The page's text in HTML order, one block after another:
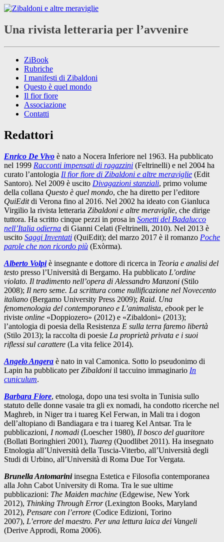
Una rivista letteraria per l’avvenire
ZiBook
Rubriche
I manifesti di Zibaldoni
Questo è quel mondo
Il fior fiore
Associazione
Contatti
Redattori
Enrico De Vivo è nato a Nocera Inferiore nel 1963. Ha pubblicato
nel 1999 Racconti impensati di ragazzini (Feltrinelli) e nel 2004 ha
curato l’antologia Il fior fiore di Zibaldoni e altre meraviglie (Edit
Santoro). Nel 2009 è uscito Divagazioni stanziali, primo volume
della collana Questo è quel mondo, che ha diretto per l’editore
QuiEditdi Verona fino al 2016. Nel 2002 ha ideato con Gianluca
Virgilio la rivista letteraria Zibaldoni e altre meraviglie, che dirige
tuttora. Ha scritto cinque pezzi in prosa in Sonetti del Badalucco
nell’Italia odierna di Gianni Celati (Feltrinelli, 2010). Nel 2013 è
uscito Saggi Inventati (QuiEdit); del marzo 2017 è il romanzo Poche
parole che non ricordo più (Exòrma).
Alberto Volpiè insegnante e dottore di ricerca in Teoria e analisi del
testo presso l’Università di Bergamo. Ha pubblicato L’ordine
violato. Il tradimento nell’opera di Alessandro Manzoni (Stilo
2008); Il nero seme. La scrittura come nullificazione nel Novecento
italiano (Bergamo University Press 2009); Raid. Una
fenomenologia del contemporaneo e L’animalista, ebookper le
riviste online «Doppiozero» (2012) e «Zibaldoni» (2013);
l’antologia di poesia della Resistenza E sulla terra faremo libertà
(Stilo 2013); la raccolta di poesie La proprietà privata e i suoi
riflessi sul carattere (La vita felice 2014).
Angelo Angera è nato in val Camonica. Sotto lo pseudonimo di
Lapin ha pubblicato perZibaldoni il taccuino immaginario In
cuniculum.
Barbara Fiore, etnologa, dopo una tesi svolta in Tunisia sullo
statuto delle donne vasaie tra gli ex nomadi, ha condotto ricerche nel
Maghreb, in Niger tra i tuareg Kel Ferwan, in Mali tra i dogon
dell’altopiano di Bandiagara e tra i tuareg Kel Antsar. Tra le
pubblicazioni, I nomadi (Loescher 1980), Il bosco del guaritore
(Bollati Boringhieri 2001), Tuareg (Quodlibet 2011). Ha insegnato
Etnologia all’Università della Tuscia-Viterbo, all’Università degli
Studi di Urbino, all’Università di Roma Due Tor Vergata.
Brunella Antomariniinsegna Estetica e Filosofia contemporanea
alla John Cabot University di Roma. Tra le sue ultime
pubblicazioni: The Maiden machine (Edgewise, New York
2012), Thinking Through Error(Lexington Books, Maryland
2012), Pensare con l’errore (Codice Edizioni, Torino
2007), L’errore del maestro. Per una lettura laica dei Vangeli
(Derive Approdi, Roma 2006).